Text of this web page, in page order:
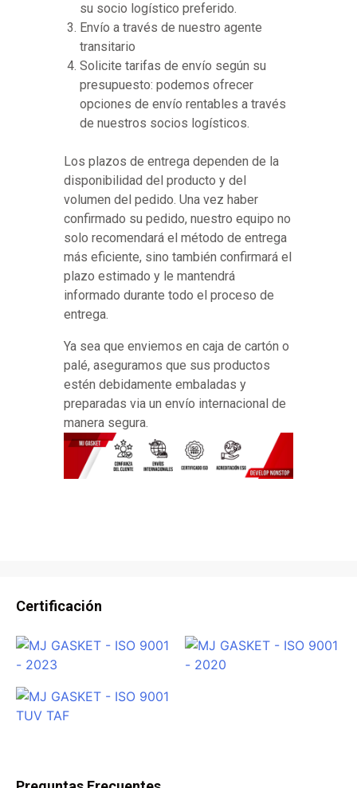
su socio logístico preferido.
Envío a través de nuestro agente
transitario
Solicite tarifas de envío según su
presupuesto: podemos ofrecer
opciones de envío rentables a través
de nuestros socios logísticos.
Los plazos de entrega dependen de la
disponibilidad del producto y del
volumen del pedido. Una vez haber
confirmado su pedido, nuestro equipo no
solo recomendará el método de entrega
más eficiente, sino también confirmará el
plazo estimado y le mantendrá
informado durante todo el proceso de
entrega.
Ya sea que enviemos en caja de cartón o
palé, aseguramos que sus productos
estén debidamente embaladas y
preparadas via un envío internacional de
manera segura.
Certificación